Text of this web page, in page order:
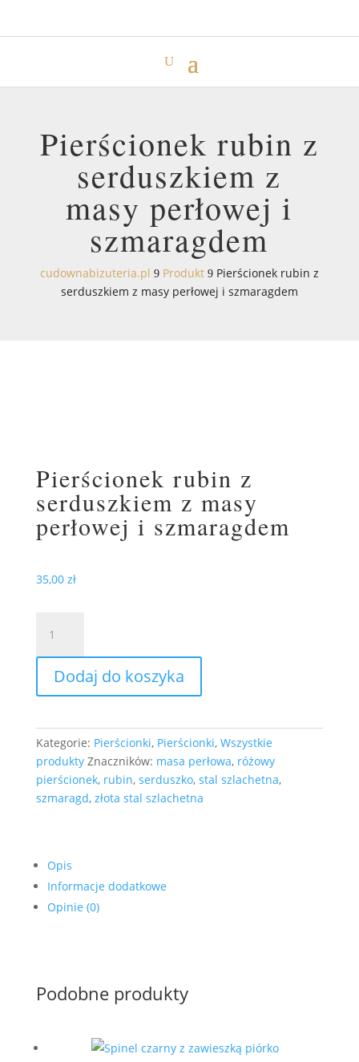
Pierścionek rubin z
serduszkiem z
masy perłowej i
szmaragdem
cudownabizuteria.pl 9 Produkt 9 Pierścionek rubin z
serduszkiem z masy perłowej i szmaragdem
Pierścionek rubin z
serduszkiem z masy
perłowej i szmaragdem
35,00 zł
Pierścionek
rubin
serduszkiem
masy
perłowej
i
szmaragdem
Dodaj do koszyka
Kategorie: Pierścionki, Pierścionki, Wszystkie
produkty Znaczników: masa perłowa, różowy
pierścionek, rubin, serduszko, stal szlachetna,
szmaragd, złota stal szlachetna
Opis
Informacje dodatkowe
Opinie (0)
Podobne produkty